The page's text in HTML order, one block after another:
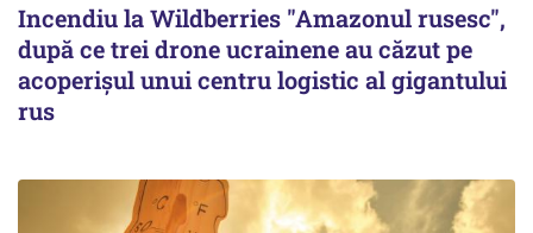
Incendiu la Wildberries "Amazonul rusesc",
după ce trei drone ucrainene au căzut pe
acoperişul unui centru logistic al gigantului
rus